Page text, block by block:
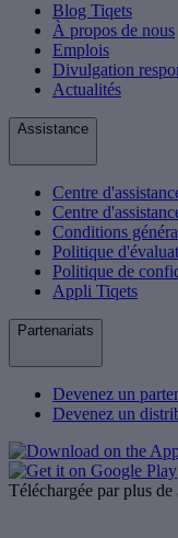
Blog Tiqets
À propos de nous
Emplois
Divulgation
Actualités
Assistance
Centre
Centre
Conditions
Politique
Politique de
Appli Tiqets
Partenariats
Devenez un
Devenez un
Téléchargée par plus de